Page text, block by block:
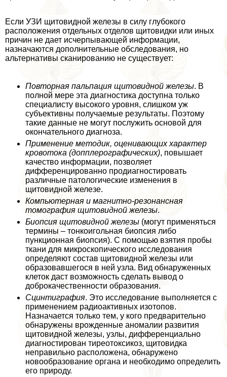
Если УЗИ щитовидной железы в силу глубокого
расположения отдельных отделов щитовидки или иных
причин не дает исчерпывающей информации,
назначаются дополнительные обследования, но
альтернативы сканированию не существует:
Повторная пальпация щитовидной железы. В
полной мере эта диагностика доступна только
специалисту высокого уровня, слишком уж
субъективны получаемые результаты. Поэтому
такие данные не могут послужить основой для
окончательного диагноза.
Применение методик, оценивающих хаpaктер
кровотока (допплерографических), повышает
качество информации, позволяет
дифференцированно продиагностировать
различные патологические изменения в
щитовидной железе.
Компьютерная и магнитно-резонансная
томография щитовидной железы.
Биопсия щитовидной железы (могут применяться
термины – тонкоигольная биопсия либо
пункционная биопсия). С помощью взятия пробы
ткани для микроскопического исследования
определяют состав щитовидной железы или
образовавшегося в ней узла. Вид обнаруженных
клеток даст возможность сделать вывод о
доброкачественности образования.
Сцинтиграфия. Это исследование выполняется с
применением радиоактивных изотопов.
Назначается только тем, у кого предварительно
обнаружены врожденные аномалии развития
щитовидной железы, узлы, дифференциально
диагностирован тиреотоксикоз, щитовидка
неправильно расположена, обнаружено
новообразование органа и необходимо определить
его природу.